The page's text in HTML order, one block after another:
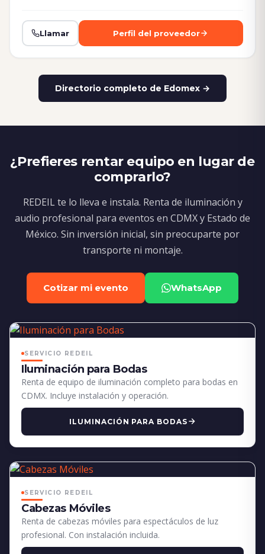
Llamar Perfil del proveedor
Directorio completo de Edomex →
¿Prefieres rentar equipo en lugar de
comprarlo?
REDEIL te lo lleva e instala. Renta de iluminación y
audio profesional para eventos en CDMX y Estado de
México. Sin inversión inicial, sin preocuparte por
transporte ni montaje.
Cotizar mi evento WhatsApp
SERVICIO REDEIL
Iluminación para Bodas
Renta de equipo de iluminación completo para bodas en
CDMX. Incluye instalación y operación.
ILUMINACIÓN PARA BODAS
SERVICIO REDEIL
Cabezas Móviles
Renta de cabezas móviles para espectáculos de luz
profesional. Con instalación incluida.